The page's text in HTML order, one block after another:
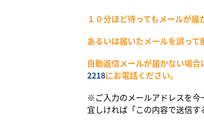
１０分ほど待ってもメールが
あるいは届いたメールを誤って
自動返信メールが届かない場
2218にお電話ください。
※ご入力のメールアドレスを今
宜しければ「この内容で送信す